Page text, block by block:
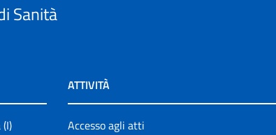
Sanità
ATTIVITÀ
Accesso agli atti